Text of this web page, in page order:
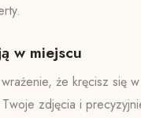
w miejscu
że kręcisz się
zdjęcia i